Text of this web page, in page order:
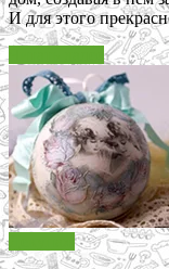
И для этого